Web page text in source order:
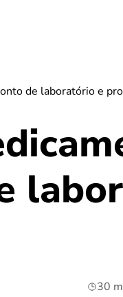
de laboratório e
30